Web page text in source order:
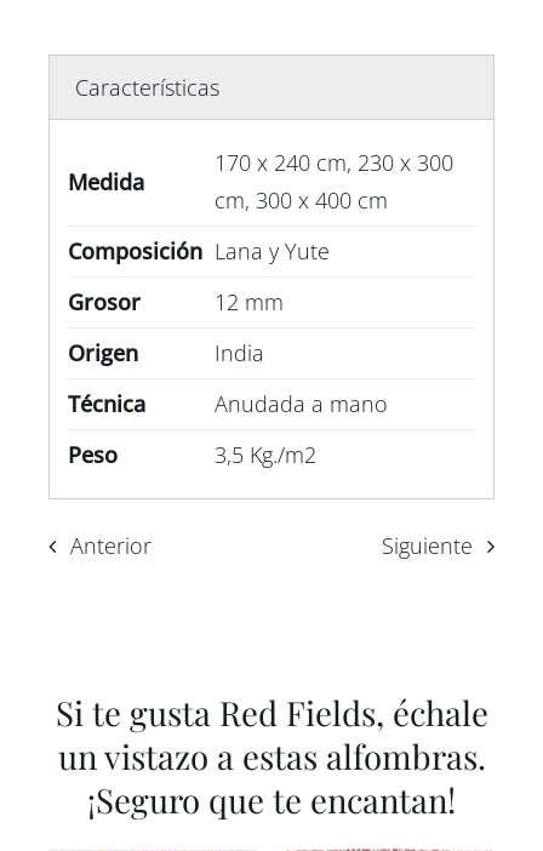
Características
Medida
170 x 240 cm, 230 x 300
cm, 300 x 400 cm
Composición Lana y Yute
Grosor
12 mm
Origen
India
Técnica
Anudada a mano
Peso
3,5 Kg./m2
Anterior Siguiente
Si te gusta Red Fields, échale
un vistazo a estas alfombras.
¡Seguro que te encantan!